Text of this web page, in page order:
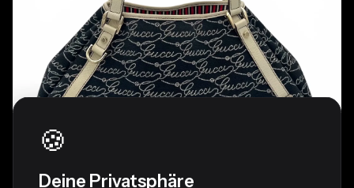
🍪
Deine Privatsphäre